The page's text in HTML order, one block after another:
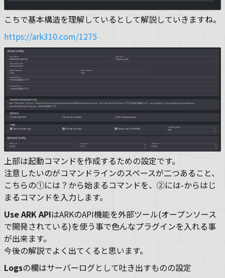
こちで基本構造を理解しているとして解説していきますね。
https://ark310.com/1275
上部は起動コマンドを作成するための設定です。
注意したいのがコマンドラインのスペースが二つあること、
こちらの①には？から始まるコマンドを、②には-からはじ
まるコマンドを入力します。
Use ARK APIはARKのAPI機能を外部ツール(オープンソース
で開発されている)を使う事で色んなプラグインを入れる事
が出来ます。
今後の解説でよく出てくると思います。
Logsの欄はサーバーログとして吐き出すものの設定